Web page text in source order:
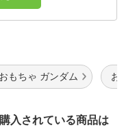
おもちゃ ガンダム お
入されている商品は